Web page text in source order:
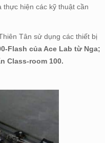
thực hiện các kỹ thuật cần
Tân sử dụng các thiết bị
Flash của Ace Lab từ Nga;
Class-room 100.